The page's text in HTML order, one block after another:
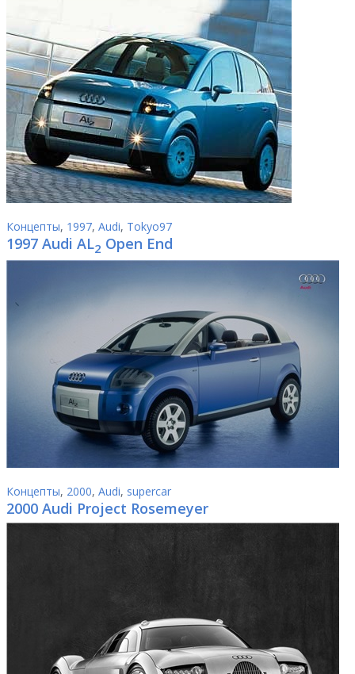
Концепты, 1997, Audi, Tokyo97
1997 Audi AL2 Open End
Концепты, 2000, Audi, supercar
2000 Audi Project Rosemeyer